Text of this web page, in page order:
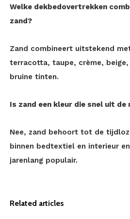
Welke dekbedovertrekken
zand?
Zand combineert uitstekend
terracotta, taupe, crème,
bruine tinten.
Is zand een kleur die snel uit de
Nee, zand behoort tot de
binnen bedtextiel en interieur
jarenlang populair.
Related articles